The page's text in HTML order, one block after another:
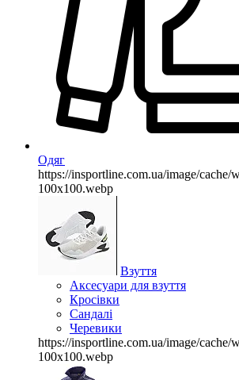
Одяг
https://insportline.com.ua/image/
100x100.webp
Взуття
Аксесуари для взуття
Кросівки
Сандалі
Черевики
https://insportline.com.ua/image/
100x100.webp